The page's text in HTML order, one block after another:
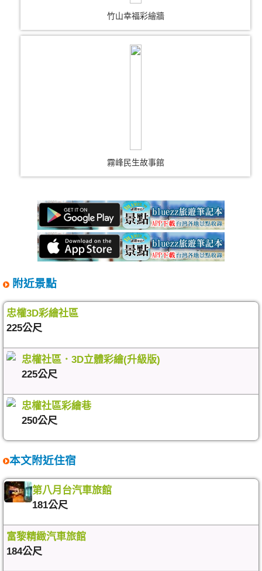
竹山幸福彩繪牆
霧峰民生故事館
附近景點
忠權3D彩繪社區
225公尺
忠權社區．3D立體彩繪(升級版)
225公尺
忠權社區彩繪巷
250公尺
本文附近住宿
第八月台汽車旅館
181公尺
富黎精緻汽車旅館
184公尺